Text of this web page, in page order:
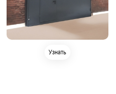
Узнать